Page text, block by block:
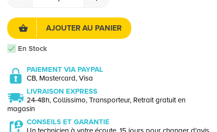
AJOUTER AU PANIER
En Stock
PAIEMENT VIA PAYPAL
CB, Mastercard, Visa
LIVRAISON EXPRESS
24-48h, Collissimo, Transporteur, Retrait gratuit en
magasin
CONSEILS ET GARANTIE